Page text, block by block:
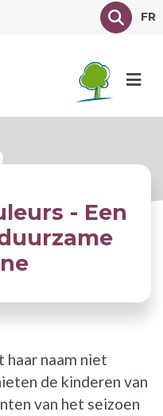
TexteFR
- Een
haar naam niet
de kinderen van
van het seizoen